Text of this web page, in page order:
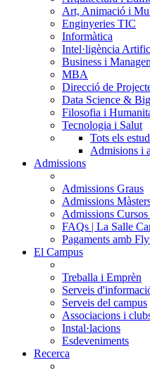
Art, Animació i
Enginyeries TIC
Informàtica
Intel·ligència
Business i
MBA
Direcció de
Data Science &
Filosofia i
Tecnologia i Salut
Tots els
Admisions i
Admissions
Admissions Graus
Admissions
Admissions
FAQs | La Salle
Pagaments amb
El Campus
Treballa i Emprèn
Serveis
Serveis del campus
Associacions i
Instal·lacions
Esdeveniments
Recerca